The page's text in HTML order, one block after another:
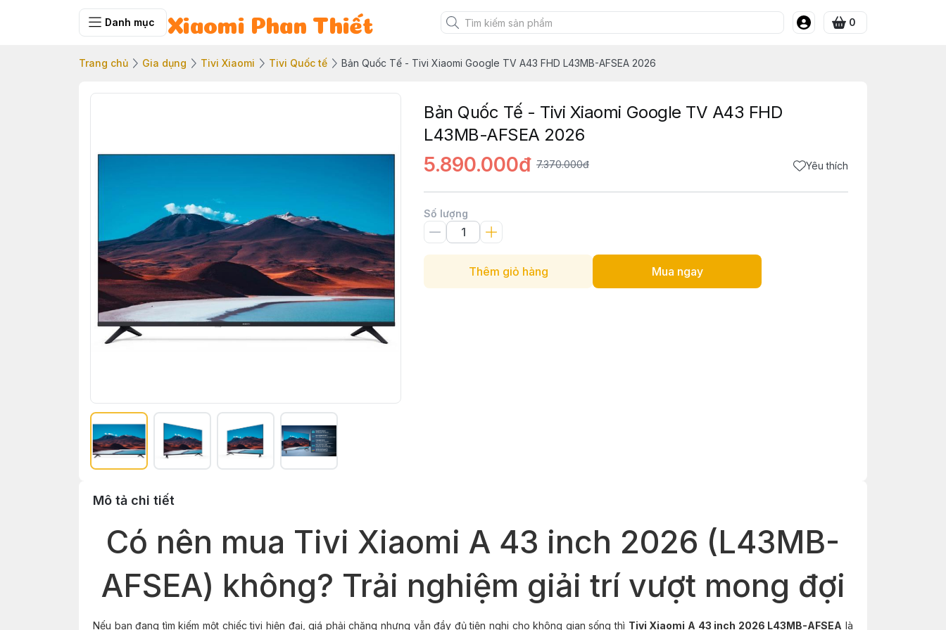
Danh mục Xiaomi Phan Thiết 0
Trang chủ Gia dụng Tivi Xiaomi Tivi Quốc tế Bản Quốc Tế - Tivi Xiaomi Google TV A43 FHD L43MB-AFSEA 2026
Bản Quốc Tế - Tivi Xiaomi Google TV A43 FHD
L43MB-AFSEA 2026
5.890.000đ 7.370.000đ Yêu thích
Số lượng
Thêm giỏ hàng Mua ngay
Mô tả chi tiết
Có nên mua Tivi Xiaomi A 43 inch 2026 (L43MB-
AFSEA) không? Trải nghiệm giải trí vượt mong đợi
Nếu bạn đang tìm kiếm một chiếc tivi hiện đại, giá phải chăng nhưng vẫn đầy đủ tiện nghi cho không gian sống thì Tivi Xiaomi A 43 inch 2026 L43MB-AFSEA là